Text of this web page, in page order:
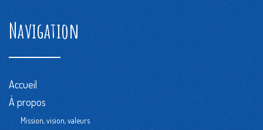
Navigation
Accueil
À propos
Mission, vision, valeurs